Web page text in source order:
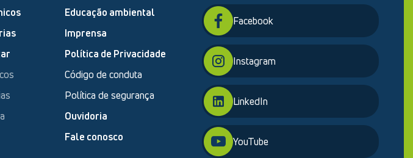
Educação ambiental
Imprensa
Política de Privacidade
Código de conduta
Política de segurança
Ouvidoria
Fale conosco
Facebook
Instagram
LinkedIn
YouTube